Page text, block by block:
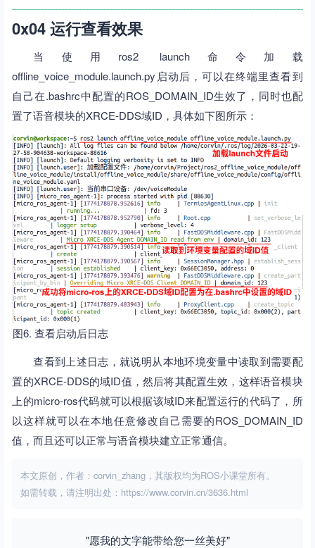
0x04 运行查看效果
当使用ros2 launch命令加载
offline_voice_module.launch.py启动后，可以在终端里查看到
自己在.bashrc中配置的ROS_DOMAIN_ID生效了，同时也配
置了语音模块的XRCE-DDS域ID，具体如下图所示：
图6. 查看启动后日志
查看到上述日志，就说明从本地环境变量中读取到需要配
置的XRCE-DDS的域ID值，然后将其配置生效，这样语音模块
上的micro-ros代码就可以根据该域ID来配置运行的代码了，所
以这样就可以在本地任意修改自己需要的ROS_DOMAIN_ID
值，而且还可以正常与语音模块建立正常通信。
本文原创，作者：corvin_zhang，其版权均为ROS小课堂所有。
如需转载，请注明出处：https://www.corvin.cn/3636.html
"愿我的文字能带给您一丝美好"